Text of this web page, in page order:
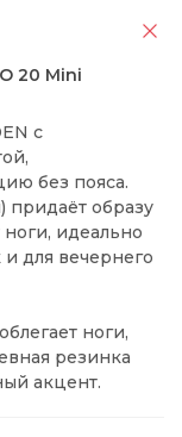
20 Mini
с
без пояса.
придаёт образу
идеально
для вечернего
ноги,
резинка
акцент.